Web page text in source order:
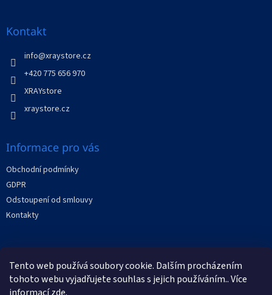
Tento web používá soubory cookie. Dalším procházením
tohoto webu vyjadřujete souhlas s jejich používáním.. Více
Kontakt
info@xraystore.cz
+420 775 656 970
XRAYstore
xraystore.cz
Informace pro vás
Obchodní podmínky
GDPR
Odstoupení od smlouvy
Kontakty
Facebook